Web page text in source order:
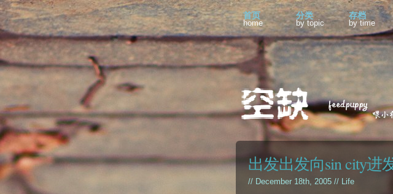
首页
home
分类
by topic
存档
by time
出发出发向sin city进
// December 18th, 2005 // Life